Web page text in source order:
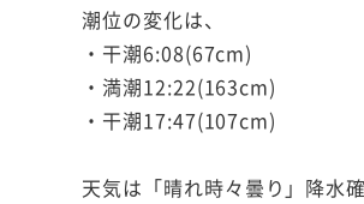
潮位の変化は、
・干潮6:08(67cm)
・満潮12:22(163cm)
・干潮17:47(107cm)
天気は「晴れ時々曇り」降水